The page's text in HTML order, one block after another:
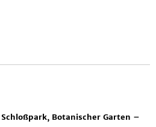
Botanischer Garten –